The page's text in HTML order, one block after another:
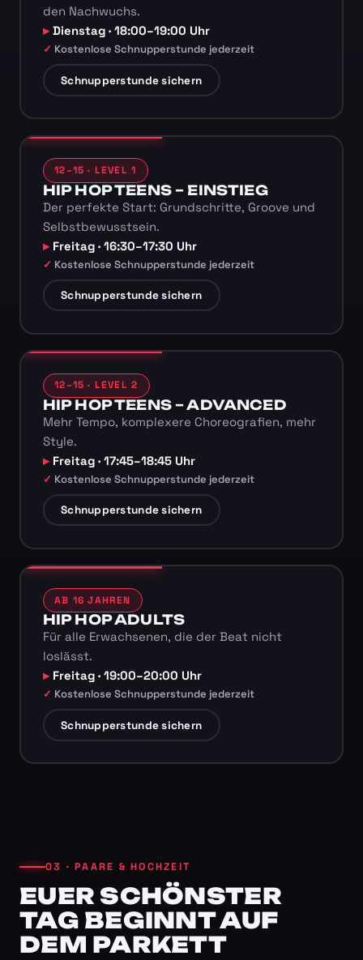
den Nachwuchs.
Dienstag · 18:00–19:00 Uhr
Kostenlose Schnupperstunde jederzeit
Schnupperstunde sichern
12–15 · LEVEL 1
HIP HOP TEENS – EINSTIEG
Der perfekte Start: Grundschritte, Groove und
Selbstbewusstsein.
Freitag · 16:30–17:30 Uhr
Kostenlose Schnupperstunde jederzeit
Schnupperstunde sichern
12–15 · LEVEL 2
HIP HOP TEENS – ADVANCED
Mehr Tempo, komplexere Choreografien, mehr
Style.
Freitag · 17:45–18:45 Uhr
Kostenlose Schnupperstunde jederzeit
Schnupperstunde sichern
AB 16 JAHREN
HIP HOP ADULTS
Für alle Erwachsenen, die der Beat nicht
loslässt.
Freitag · 19:00–20:00 Uhr
Kostenlose Schnupperstunde jederzeit
Schnupperstunde sichern
03 · PAARE & HOCHZEIT
EUER SCHÖNSTER
TAG BEGINNT AUF
DEM PARKETT